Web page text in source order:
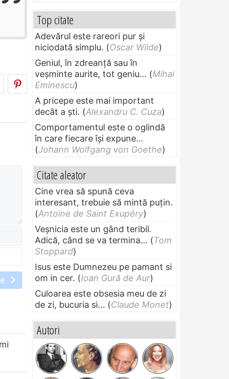
Top citate
Adevărul este rareori pur și
niciodată simplu. (Oscar Wilde)
Geniul, în zdreanţă sau în
veşminte aurite, tot geniu... (Mihai
Eminescu)
A pricepe este mai important
decât a ști. (Alexandru C. Cuza)
Comportamentul este o oglindă
în care fiecare își expune...
(Johann Wolfgang von Goethe)
Citate aleator
Cine vrea să spună ceva
interesant, trebuie să mintă puțin.
(Antoine de Saint Exupéry)
Veșnicia este un gând teribil.
Adică, când se va termina... (Tom
Stoppard)
Isus este Dumnezeu pe pamant si
om in cer. (Ioan Gură de Aur)
Culoarea este obsesia meu de zi
de zi, bucuria si... (Claude Monet)
Autori